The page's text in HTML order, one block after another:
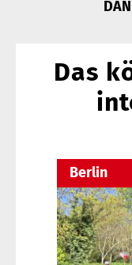
Das
Berlin